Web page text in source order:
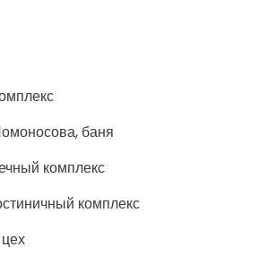
баня
комплекс
комплекс